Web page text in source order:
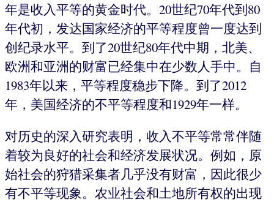
年是收入平等的黄金时代。20世纪70年代到80
年代初，发达国家经济的平等程度曾一度达到
创纪录水平。到了20世纪80年代中期，北美、
欧洲和亚洲的财富已经集中在少数人手中。自
1983年以来，平等程度稳步下降。到了2012
年，美国经济的不平等程度和1929年一样。
对历史的深入研究表明，收入不平等常常伴随
着较为良好的社会和经济发展状况。例如，原
始社会的狩猎采集者几乎没有财富，因此很少
有不平等现象。农业社会和土地所有权的出现